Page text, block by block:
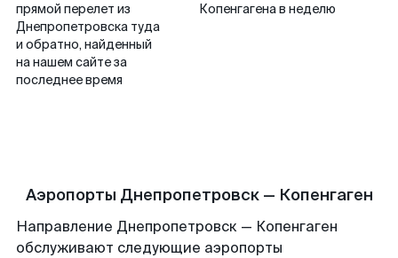
прямой перелет из
Днепропетровска туда
и обратно, найденный
на нашем сайте за
последнее время
Копенгагена в неделю
Аэропорты Днепропетровск — Копенгаген
Направление Днепропетровск — Копенгаген
обслуживают следующие аэропорты